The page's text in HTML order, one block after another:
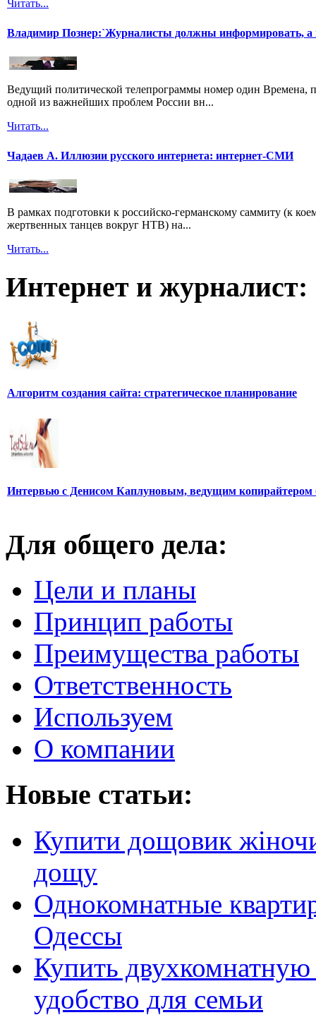
Читать...
Владимир Познер:`Журналисты должны информировать, а
Ведущий политической телепрограммы номер один Времена,
одной из важнейших проблем России вн...
Читать...
Чадаев А. Иллюзии русского интернета: интернет-СМИ
В рамках подготовки к российско-германскому саммиту (к
жертвенных танцев вокруг НТВ) на...
Читать...
Интернет и журналист:
Алгоритм создания сайта: стратегическое планирование
Интервью с Денисом Каплуновым, ведущим копирайтером
Для общего дела:
Цели и планы
Принцип работы
Преимущества работы
Ответственность
Используем
О компании
Новые статьи:
Купити дощовик
дощу
Однокомнатные
Одессы
Купить
удобство для семьи